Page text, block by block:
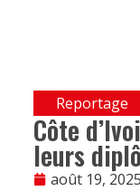
Reportage
Côte
leurs
août 19, 2025